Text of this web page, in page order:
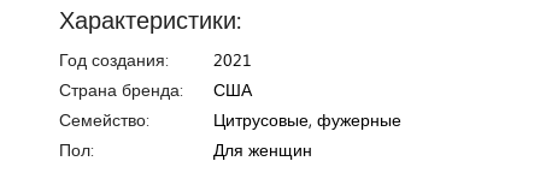
Характеристики:
Год создания:
2021
Страна бренда:
США
Семейство:
Цитрусовые, фужерные
Пол:
Для женщин